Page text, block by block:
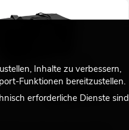
Inhalte zu verbessern,
Funktionen bereitzustellen.
erforderliche Dienste sind